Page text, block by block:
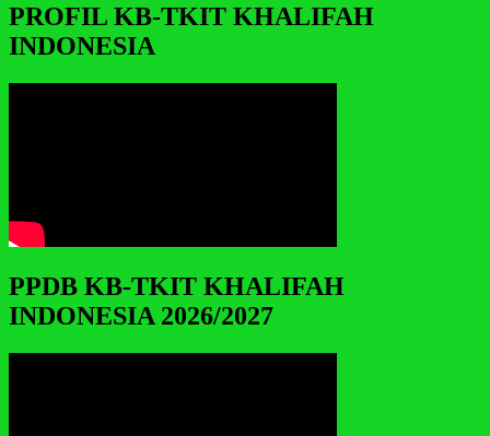
PROFIL KB-TKIT KHALIFAH
INDONESIA
PPDB KB-TKIT KHALIFAH
INDONESIA 2026/2027